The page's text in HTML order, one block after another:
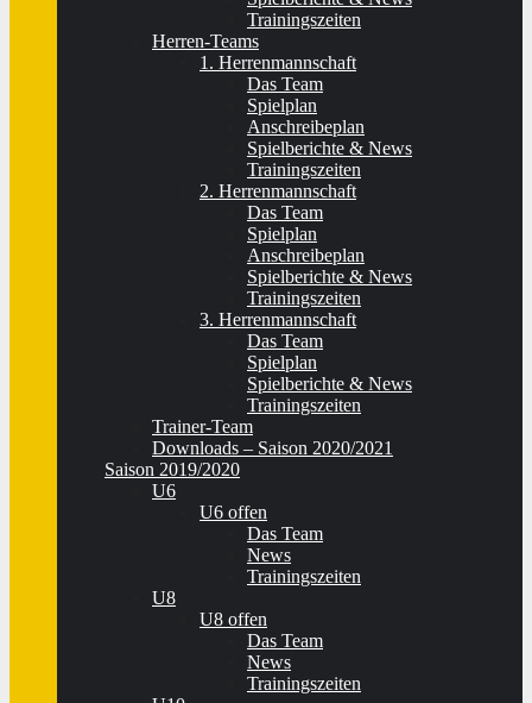
Trainingszeiten
Herren-Teams
1. Herrenmannschaft
Das Team
Spielplan
Anschreibeplan
Spielberichte & News
Trainingszeiten
2. Herrenmannschaft
Das Team
Spielplan
Anschreibeplan
Spielberichte & News
Trainingszeiten
3. Herrenmannschaft
Das Team
Spielplan
Spielberichte & News
Trainingszeiten
Trainer-Team
Downloads – Saison 2020/2021
Saison 2019/2020
U6
U6 offen
Das Team
News
Trainingszeiten
U8
U8 offen
Das Team
News
Trainingszeiten